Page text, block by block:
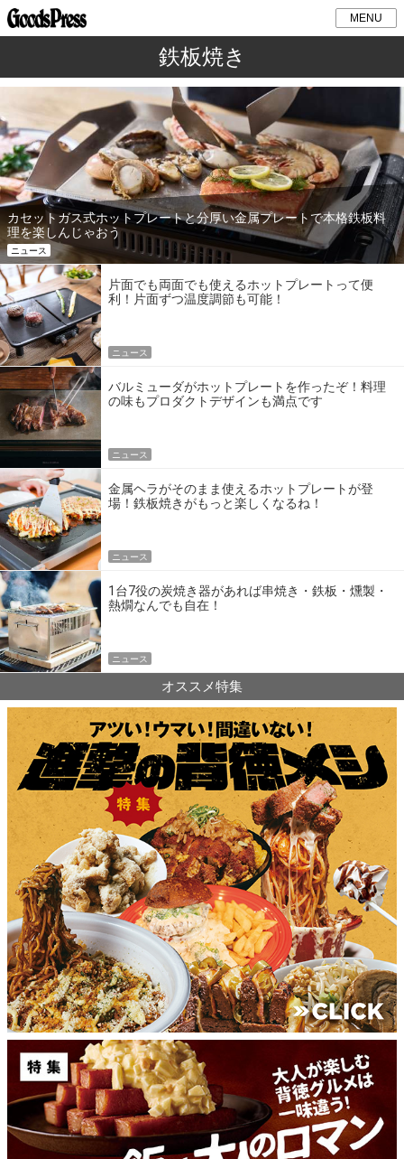
MENU
鉄板焼き
カセットガス式ホットプレートと分厚い金属プレートで本格鉄板料
理を楽しんじゃおう
ニュース
片面でも両面でも使えるホットプレートって便
利！片面ずつ温度調節も可能！
ニュース
バルミューダがホットプレートを作ったぞ！料理
の味もプロダクトデザインも満点です
ニュース
金属ヘラがそのまま使えるホットプレートが登
場！鉄板焼きがもっと楽しくなるね！
ニュース
1台7役の炭焼き器があれば串焼き・鉄板・燻製・
熱燗なんでも自在！
ニュース
オススメ特集